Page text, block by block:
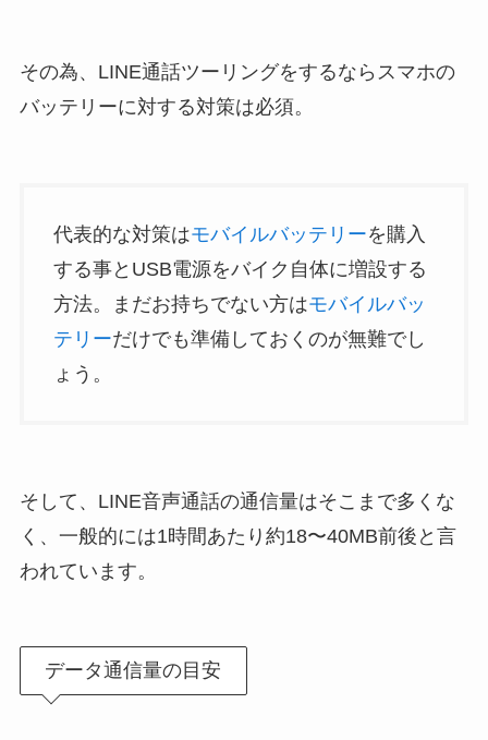
その為、LINE通話ツーリングをするならスマホの
バッテリーに対する対策は必須。
代表的な対策はモバイルバッテリーを購入
する事とUSB電源をバイク自体に増設する
方法。まだお持ちでない方はモバイルバッ
テリーだけでも準備しておくのが無難でし
ょう。
そして、LINE音声通話の通信量はそこまで多くな
く、一般的には1時間あたり約18〜40MB前後と言
われています。
データ通信量の目安